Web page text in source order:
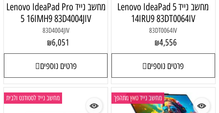
מחשב נייד Lenovo IdeaPad 5
14IRU9 83DT0064IV
83DT0064IV
₪4,556
פרטים נוספים
מחשב נייד Lenovo IdeaPad Pro
5 16IMH9 83D4004JIV
83D4004JIV
₪6,051
פרטים נוספים
מחשב נייד טאץ מתהפך מחשב נייד לסטודנט ולבית